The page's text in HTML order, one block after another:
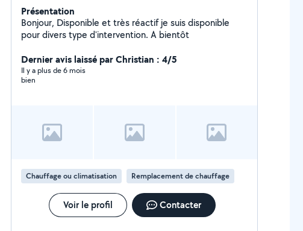
Présentation
Bonjour, Disponible et très réactif je suis disponible
pour divers type d'intervention. A bientôt
Dernier avis laissé par Christian : 4/5
Il y a plus de 6 mois
bien
Chauffage ou climatisation Remplacement de chauffage
Voir le profil Contacter